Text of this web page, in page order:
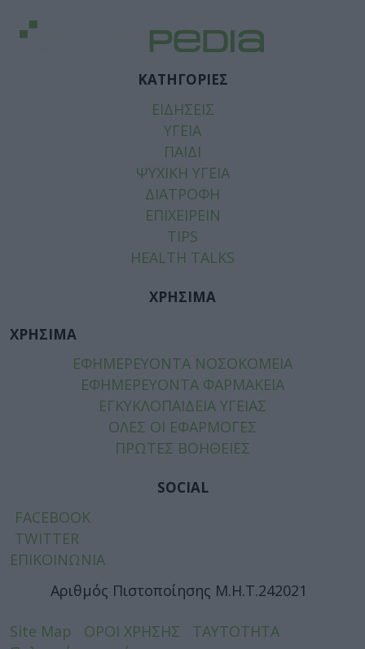
ΚΑΤΗΓΟΡΙΕΣ
ΕΙΔΗΣΕΙΣ
ΥΓΕΙΑ
ΠΑΙΔΙ
ΨΥΧΙΚΗ ΥΓΕΙΑ
ΔΙΑΤΡΟΦΗ
ΕΠΙΧΕΙΡΕΙΝ
TIPS
HEALTH TALKS
ΧΡΗΣΙΜΑ
ΧΡΗΣΙΜΑ
ΕΦΗΜΕΡΕΥΟΝΤΑ ΝΟΣΟΚΟΜΕΙΑ
ΕΦΗΜΕΡΕΥΟΝΤΑ ΦΑΡΜΑΚΕΙΑ
ΕΓΚΥΚΛΟΠΑΙΔΕΙΑ ΥΓΕΙΑΣ
ΟΛΕΣ ΟΙ ΕΦΑΡΜΟΓΕΣ
ΠΡΩΤΕΣ ΒΟΗΘΕΙΕΣ
SOCIAL
FACEBOOK
TWITTER
ΕΠΙΚΟΙΝΩΝΙΑ
Αριθμός Πιστοποίησης Μ.Η.Τ.242021
Site Map ΟΡΟΙ ΧΡΗΣΗΣ
ΤΑΥΤΟΤΗΤΑ